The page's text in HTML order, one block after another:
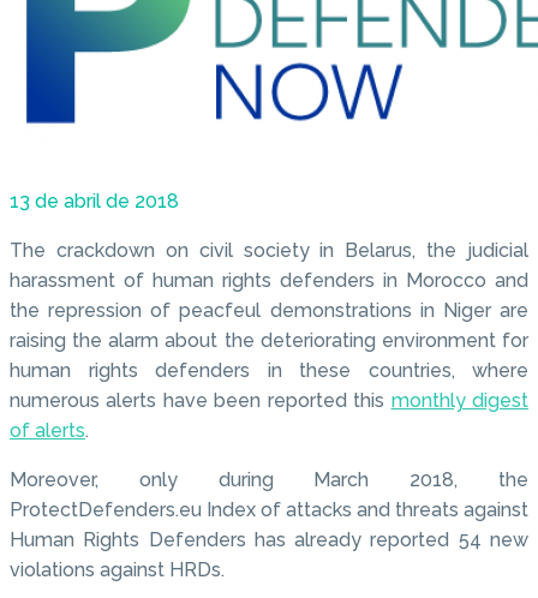
13 de abril de 2018
The crackdown on civil society in Belarus, the judicial
harassment of human rights defenders in Morocco and
the repression of peacfeul demonstrations in Niger are
raising the alarm about the deteriorating environment for
human rights defenders in these countries, where
numerous alerts have been reported this monthly digest
of alerts.
Moreover, only during March 2018, the
ProtectDefenders.eu Index of attacks and threats against
Human Rights Defenders has already reported 54 new
violations against HRDs.